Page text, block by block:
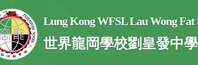
Lung Kong WFSL Lau Wong Fat
世界龍岡學校劉皇發中學